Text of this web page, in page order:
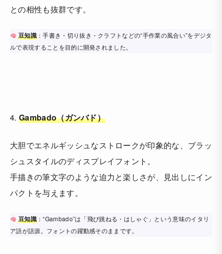
との相性も抜群です。
豆知識：手書き・切り抜き・クラフトなどの“手作業の風合い”をデジタ
ルで表現することを目的に開発されました。
4. Gambado（ガンバド）
大胆でエネルギッシュなストロークが印象的な、ブラッ
シュスタイルのディスプレイフォント。
手描きの筆文字のような迫力と楽しさが、見出しにイン
パクトを与えます。
豆知識：“Gambado”は「飛び跳ねる・はしゃぐ」という意味のイタリ
ア語が語源。フォントの躍動感そのままです。